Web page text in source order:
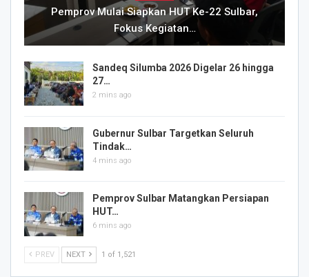
Pemprov Mulai Siapkan HUT Ke-22 Sulbar,
Fokus Kegiatan…
Sandeq Silumba 2026 Digelar 26 hingga
27…
2 mins ago
Gubernur Sulbar Targetkan Seluruh
Tindak…
4 mins ago
Pemprov Sulbar Matangkan Persiapan
HUT…
6 mins ago
PREV NEXT 1 of 1,521